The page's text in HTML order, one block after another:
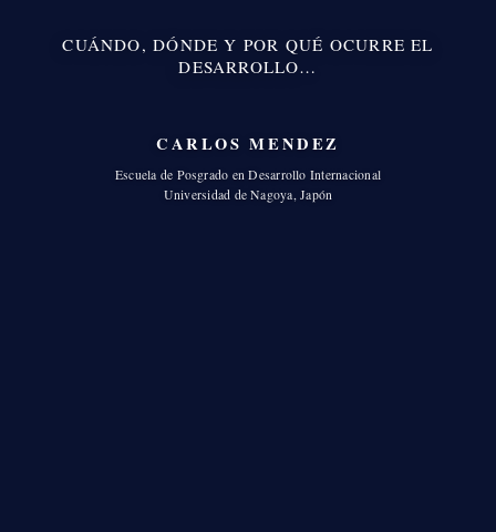
CUÁNDO, DÓNDE Y POR QUÉ OCURRE EL
DESARROLLO…
CARLOS MENDEZ
Escuela de Posgrado en Desarrollo Internacional
Universidad de Nagoya, Japón